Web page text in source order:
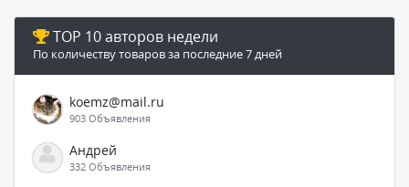
TOP 10 авторов недели
По количеству товаров за последние 7 дней
koemz@mail.ru
903 Объявления
Андрей
332 Объявления